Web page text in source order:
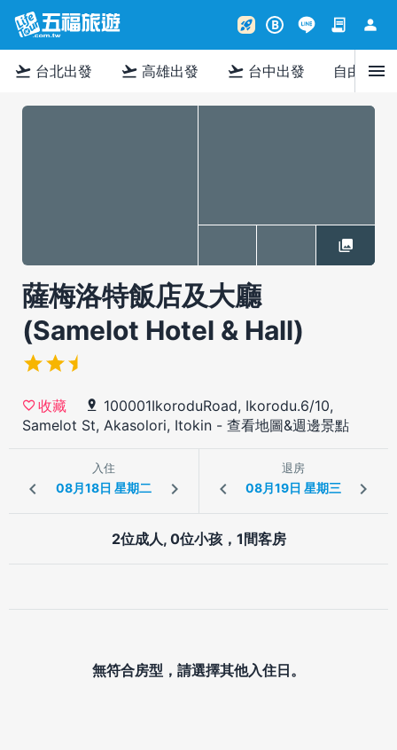
rocket_launch B contract person
flight_takeoff 台北出發 flight_takeoff 高雄出發 flight_takeoff 台中出發 自由行menu
薩梅洛特飯店及大廳
(Samelot Hotel & Hall)
收藏
100001IkoroduRoad, Ikorodu.6/10,
Samelot St, Akasolori, Itokin - 查看地圖&週邊景點
入住 退房
2位成人, 0位小孩，1間客房
無符合房型，請選擇其他入住日。